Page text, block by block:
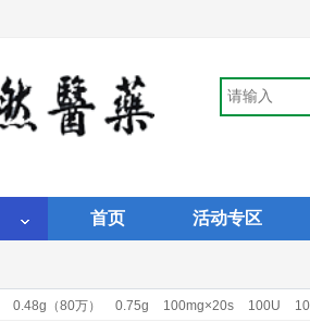
首页 活动专区
0.48g（80万） 0.75g 100mg×20s 100U